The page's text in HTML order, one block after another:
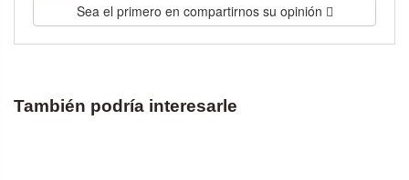
Sea el primero en compartirnos su opinión
También podría interesarle